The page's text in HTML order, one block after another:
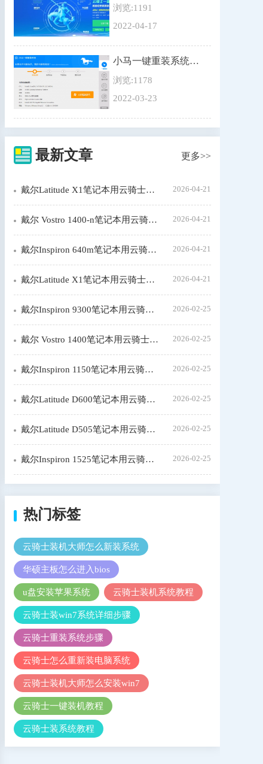
浏览:1191
2022-04-17
小马一键重装系统教程
浏览:1178
2022-03-23
最新文章 更多>>
戴尔Latitude X1笔记本用云骑士装机步骤 2026-04-21
戴尔 Vostro 1400-n笔记本用云骑士装机大师怎么装xp系统 2026-04-21
戴尔Inspiron 640m笔记本用云骑士装机步骤 2026-04-21
戴尔Latitude X1笔记本用云骑士重装系统步骤 2026-04-21
戴尔Inspiron 9300笔记本用云骑士装机大师怎么安装win7 2026-02-25
戴尔 Vostro 1400笔记本用云骑士装window7系统教程 2026-02-25
戴尔Inspiron 1150笔记本用云骑士装机步骤 2026-02-25
戴尔Latitude D600笔记本用云骑士装系统教程 2026-02-25
戴尔Latitude D505笔记本用云骑士装机大师怎么新装系统 2026-02-25
戴尔Inspiron 1525笔记本用云骑士一键装机教程 2026-02-25
热门标签
云骑士装机大师怎么新装系统
华硕主板怎么进入bios
u盘安装苹果系统 云骑士装机系统教程
云骑士装win7系统详细步骤
云骑士重装系统步骤
云骑士怎么重新装电脑系统
云骑士装机大师怎么安装win7
云骑士一键装机教程
云骑士装系统教程